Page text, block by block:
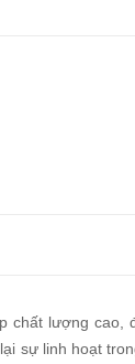
chất lượng cao,
sự linh hoạt